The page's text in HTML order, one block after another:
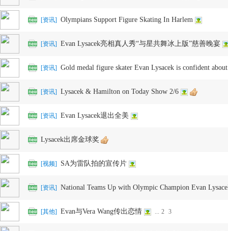
花
[资讯] Olympians Support Figure Skating In Harlem
[资讯] Evan Lysacek亮相真人秀“与星共舞冰上版”慈善晚宴
[资讯] Gold medal figure skater Evan Lysacek is confident about
[资讯] Lysacek & Hamilton on Today Show 2/6
[资讯] Evan Lysacek退出全美
Lysacek出席金球奖
[视频] SA为雷队拍的宣传片
[资讯] National Teams Up with Olympic Champion Evan
[其他] Evan与Vera Wang传出恋情 ... 2 3